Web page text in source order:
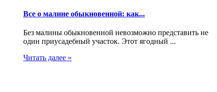
Все о малине обыкновенной: как...
Без малины обыкновенной невозможно представить не
один приусадебный участок. Этот ягодный ...
Читать далее »